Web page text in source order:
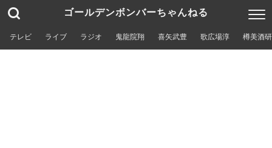
ゴールデンボンバーちゃんねる
テレビ ライブ ラジオ 鬼龍院翔 喜矢武豊 歌広場淳 樽美酒